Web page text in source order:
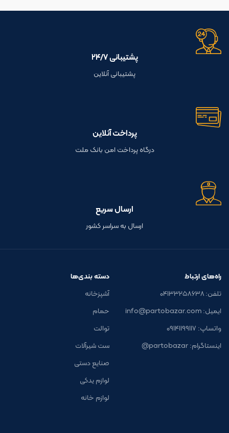
پشتیبانی ۲۴/۷
پشتیبانی آنلاین
پرداخت آنلاین
درگاه پرداخت امن بانک ملت
ارسال سریع
ارسال به سراسر کشور
راه‌های ارتباط
تلفن: ۰۴۱۳۳۲۵۸۶۳۸
ایمیل: info@partobazar.com
واتساپ: ۰۹۱۴۱۱۹۹۱۱۷
اینستاگرام: partobazar@
دسته بندی‌ها
آشپزخانه
حمام
توالت
ست شیرآلات
صنایع دستی
لوازم یدکی
لوازم خانه